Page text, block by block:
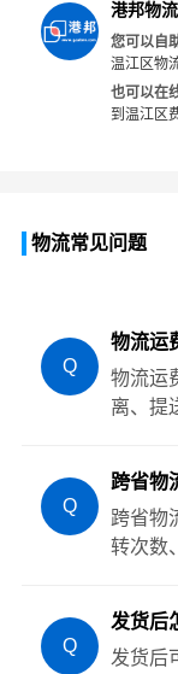
港邦物流
您可以自
温江区物
也可以在
到温江区
物流常见问题
Q
物流运
物流运
离、提
Q
跨省物
跨省物
转次数
Q
发货后
发货后